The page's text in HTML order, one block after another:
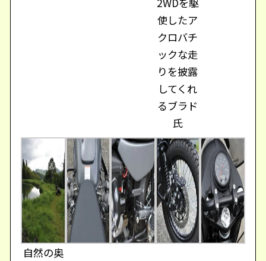
使したア
クロバチ
ックな走
りを披露
してくれ
るブラド
氏
自然の奥